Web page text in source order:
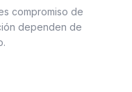
compromiso de
dependen de